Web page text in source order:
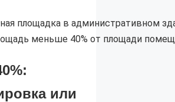
площадка в административном
меньше 40% от площади
или